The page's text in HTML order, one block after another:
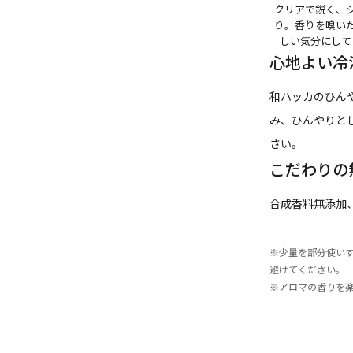
クリアで鋭く、
り。香りを嗅い
しい気分にし
心地よい
和ハッカのひん
み、ひんやりと
さい。
こだわり
合成香料無添加
※少量を部分使い
避けてください。
※アロマの香りを